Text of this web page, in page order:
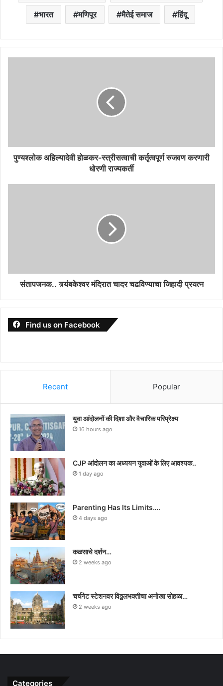
भारत मणिपूर मैतेई समाज हिंदू
पुण्यश्लोक अहिल्यादेवी होळकर-स्त्रीसत्वाची कर्तृत्वपूर्ण रुजवण करणारी
धोरणी राज्यकर्ती
संतापजनक.. त्र्यंबकेश्वर मंदिरात चादर चढविण्याचा जिहादी प्रयत्न
Find us on Facebook
Recent Popular
युवा आंदोलनों की दिशा और वैचारिक परिप्रेक्ष्य
16 hours ago
CJP आंदोलन का अध्ययन युवाओं के लिए आवश्यक..
1 day ago
Parenting Has Its Limits….
4 days ago
कळसाचे दर्शन…
2 weeks ago
चर्चगेट स्टेशनवर विठ्ठलभक्तीचा अनोखा सोहळा…
2 weeks ago
Categories